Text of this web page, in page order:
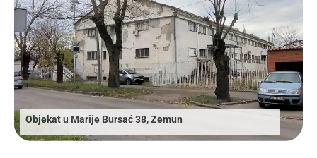
Objekat u Marije Bursać 38, Zemun